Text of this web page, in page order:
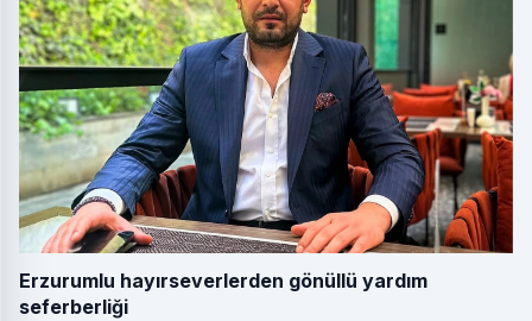
Erzurumlu hayırseverlerden gönüllü yardım
seferberliği